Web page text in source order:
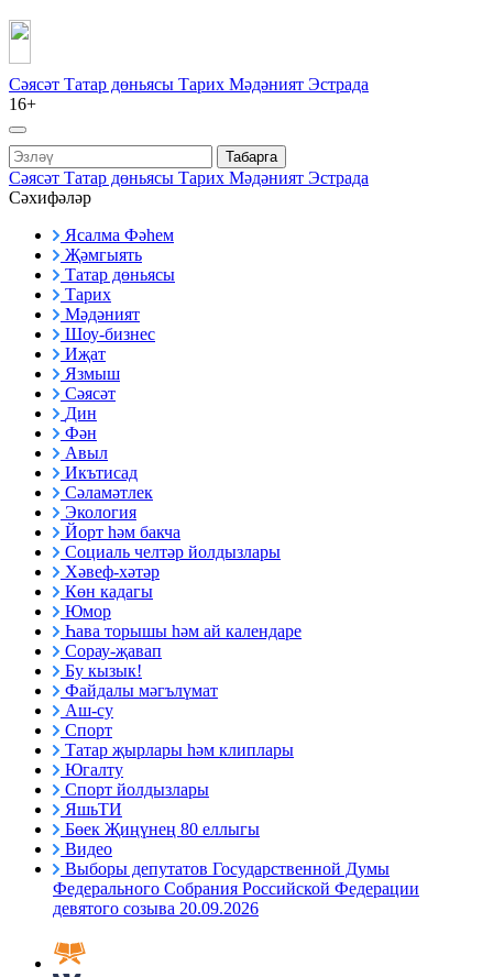
Сәясәт Татар дөньясы Тарих Мәдәният Эстрада
16+
Табарга
Сәясәт Татар дөньясы Тарих Мәдәният Эстрада
Сәхифәләр
Ясалма Фәһем
Җәмгыять
Татар дөньясы
Тарих
Мәдәният
Шоу-бизнес
Иҗат
Язмыш
Сәясәт
Дин
Фән
Авыл
Икътисад
Сәламәтлек
Экология
Йорт һәм бакча
Социаль челтәр йолдызлары
Хәвеф-хәтәр
Көн кадагы
Юмор
Һава торышы һәм ай календаре
Сорау-җавап
Бу кызык!
Файдалы мәгълүмат
Аш-су
Спорт
Татар җырлары һәм клиплары
Югалту
Спорт йолдызлары
ЯшьТИ
Бөек Җиңүнең 80 еллыгы
Видео
Выборы депутатов Государственной Думы
Федерального Собрания Российской Федерации
девятого созыва 20.09.2026